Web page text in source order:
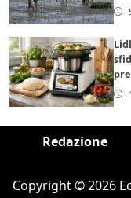
Redazione
Copyright © 2026